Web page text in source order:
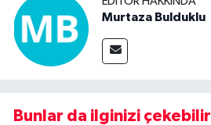
Murtaza Bulduklu
Bunlar da ilginizi çekebilir